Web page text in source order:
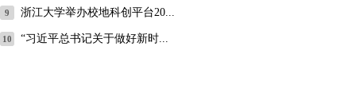
9 浙江大学举办校地科创平台20...
10 “习近平总书记关于做好新时...